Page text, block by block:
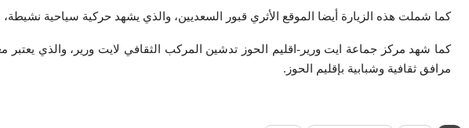
كما شملت هذه الزيارة أيضا الموقع الأثري قبور السعديين، والذي يشهد حركية سياحية نشيطة،
كما شهد مركز جماعة ايت ورير-اقليم الحوز تدشين المركب الثقافي لايت ورير، والذي
مرافق ثقافية وشبابية بإقليم الحوز.